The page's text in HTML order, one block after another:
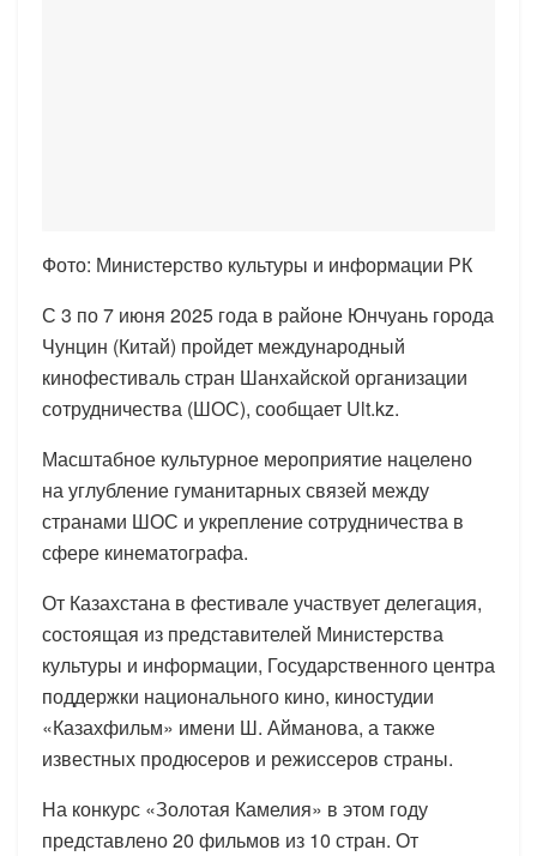
Фото: Министерство культуры и информации РК
С 3 по 7 июня 2025 года в районе Юнчуань города
Чунцин (Китай) пройдет международный
кинофестиваль стран Шанхайской организации
сотрудничества (ШОС), сообщает Ult.kz.
Масштабное культурное мероприятие нацелено
на углубление гуманитарных связей между
странами ШОС и укрепление сотрудничества в
сфере кинематографа.
От Казахстана в фестивале участвует делегация,
состоящая из представителей Министерства
культуры и информации, Государственного центра
поддержки национального кино, киностудии
«Казахфильм» имени Ш. Айманова, а также
известных продюсеров и режиссеров страны.
На конкурс «Золотая Камелия» в этом году
представлено 20 фильмов из 10 стран. От